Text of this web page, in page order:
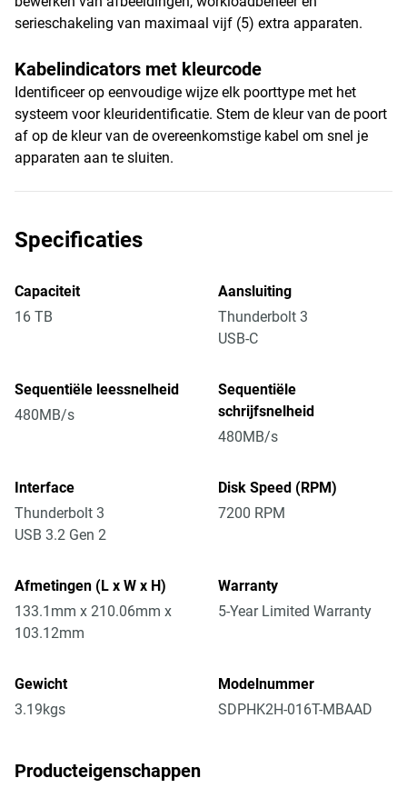
serieschakeling van maximaal vijf (5) extra apparaten.
Kabelindicators met kleurcode
Identificeer op eenvoudige wijze elk poorttype met het
systeem voor kleuridentificatie. Stem de kleur van de poort
af op de kleur van de overeenkomstige kabel om snel je
apparaten aan te sluiten.
Specificaties
Capaciteit
16 TB
Aansluiting
Thunderbolt 3
USB-C
Sequentiële leessnelheid
480MB/s
Sequentiële
schrijfsnelheid
480MB/s
Interface
Thunderbolt 3
USB 3.2 Gen 2
Disk Speed (RPM)
7200 RPM
Afmetingen (L x W x H)
133.1mm x 210.06mm x
103.12mm
Warranty
5-Year Limited Warranty
Gewicht
3.19kgs
Modelnummer
SDPHK2H-016T-MBAAD
Producteigenschappen